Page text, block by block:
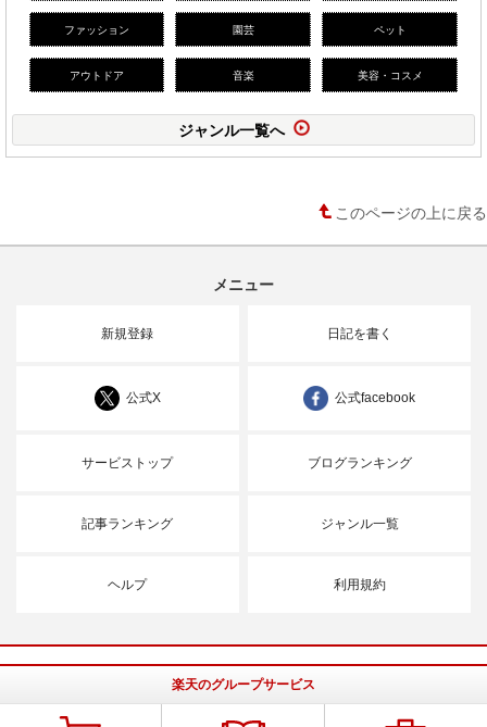
ファッション 園芸 ペット
アウトドア 音楽 美容・コスメ
ジャンル一覧へ
このページの上に戻る
メニュー
新規登録 日記を書く
公式X 公式facebook
サービストップ ブログランキング
記事ランキング ジャンル一覧
ヘルプ 利用規約
楽天のグループサービス